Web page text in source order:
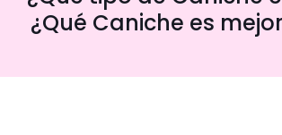
¿Qué Caniche es